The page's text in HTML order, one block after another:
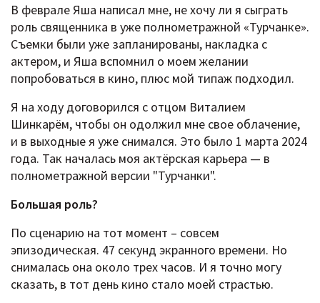
В феврале Яша написал мне, не хочу ли я сыграть
роль священника в уже полнометражной «Турчанке».
Съемки были уже запланированы, накладка с
актером, и Яша вспомнил о моем желании
попробоваться в кино, плюс мой типаж подходил.
Я на ходу договорился с отцом Виталием
Шинкарём, чтобы он одолжил мне свое облачение,
и в выходные я уже снимался. Это было 1 марта 2024
года. Так началась моя актёрская карьера — в
полнометражной версии "Турчанки".
Большая роль?
По сценарию на тот момент – совсем
эпизодическая. 47 секунд экранного времени. Но
снималась она около трех часов. И я точно могу
сказать, в тот день кино стало моей страстью.